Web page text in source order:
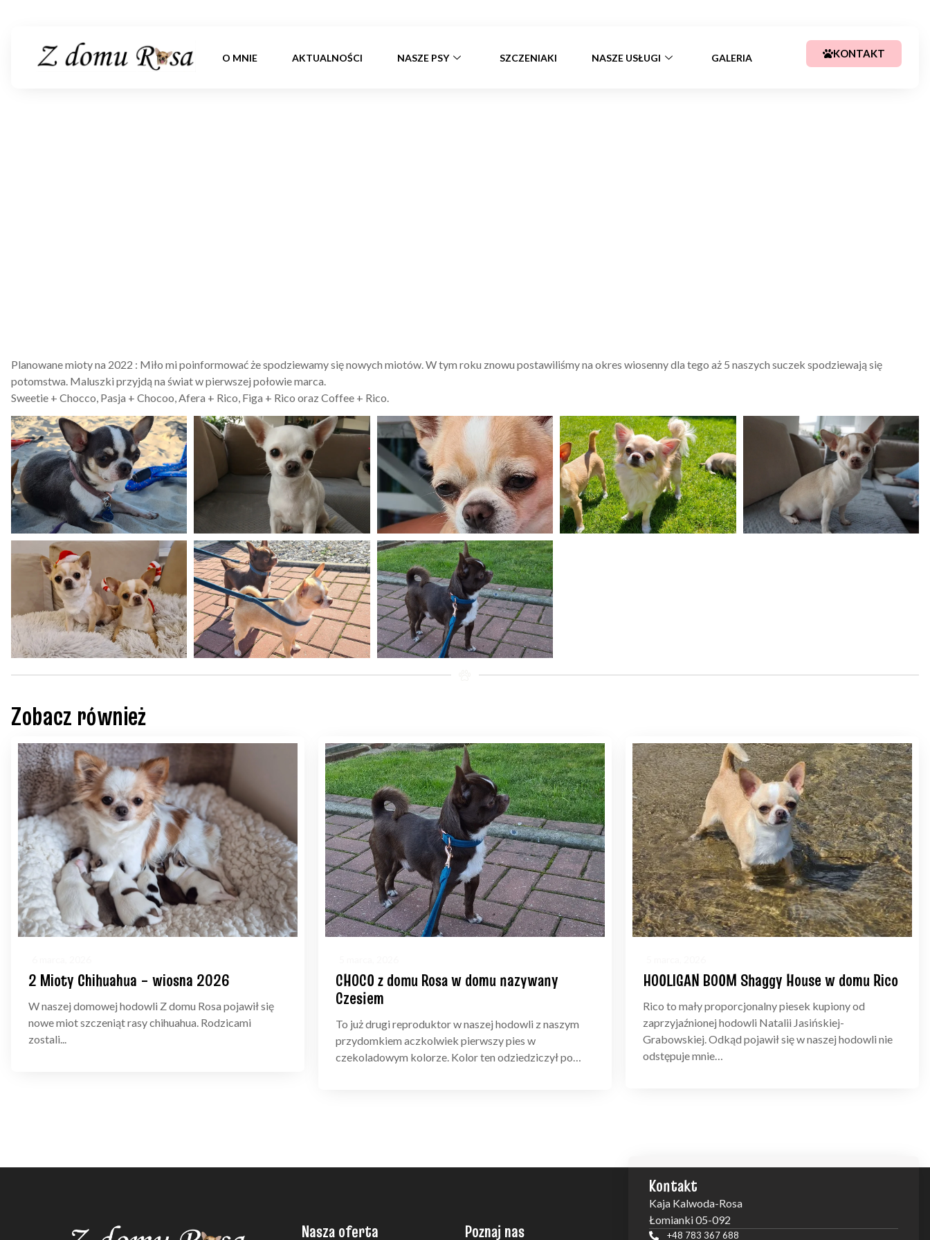
O MNIE AKTUALNOŚCI NASZE PSY SZCZENIAKI NASZE USŁUGI GALERIA KONTAKT
Planowane mioty na 2022 : Miło mi poinformować że spodziewamy się nowych miotów. W tym roku znowu postawiliśmy na okres wiosenny dla tego aż 5 naszych suczek spodziewają się
potomstwa. Maluszki przyjdą na świat w pierwszej połowie marca.
Sweetie + Chocco, Pasja + Chocoo, Afera + Rico, Figa + Rico oraz Coffee + Rico.
Zobacz również
2 Mioty Chihuahua – wiosna 2026
W naszej domowej hodowli Z domu Rosa pojawił się
nowe miot szczeniąt rasy chihuahua. Rodzicami
zostali...
CHOCO z domu Rosa w domu nazywany
Czesiem
To już drugi reproduktor w naszej hodowli z naszym
przydomkiem aczkolwiek pierwszy pies w
czekoladowym kolorze. Kolor ten odziedziczył po…
HOOLIGAN BOOM Shaggy House w domu Rico
Rico to mały proporcjonalny piesek kupiony od
zaprzyjaźnionej hodowli Natalii Jasińskiej-
Grabowskiej. Odkąd pojawił się w naszej hodowli nie
odstępuje mnie…
Nasza oferta Poznaj nas
Kontakt
Kaja Kalwoda-Rosa
Łomianki 05-092
+48 783 367 688